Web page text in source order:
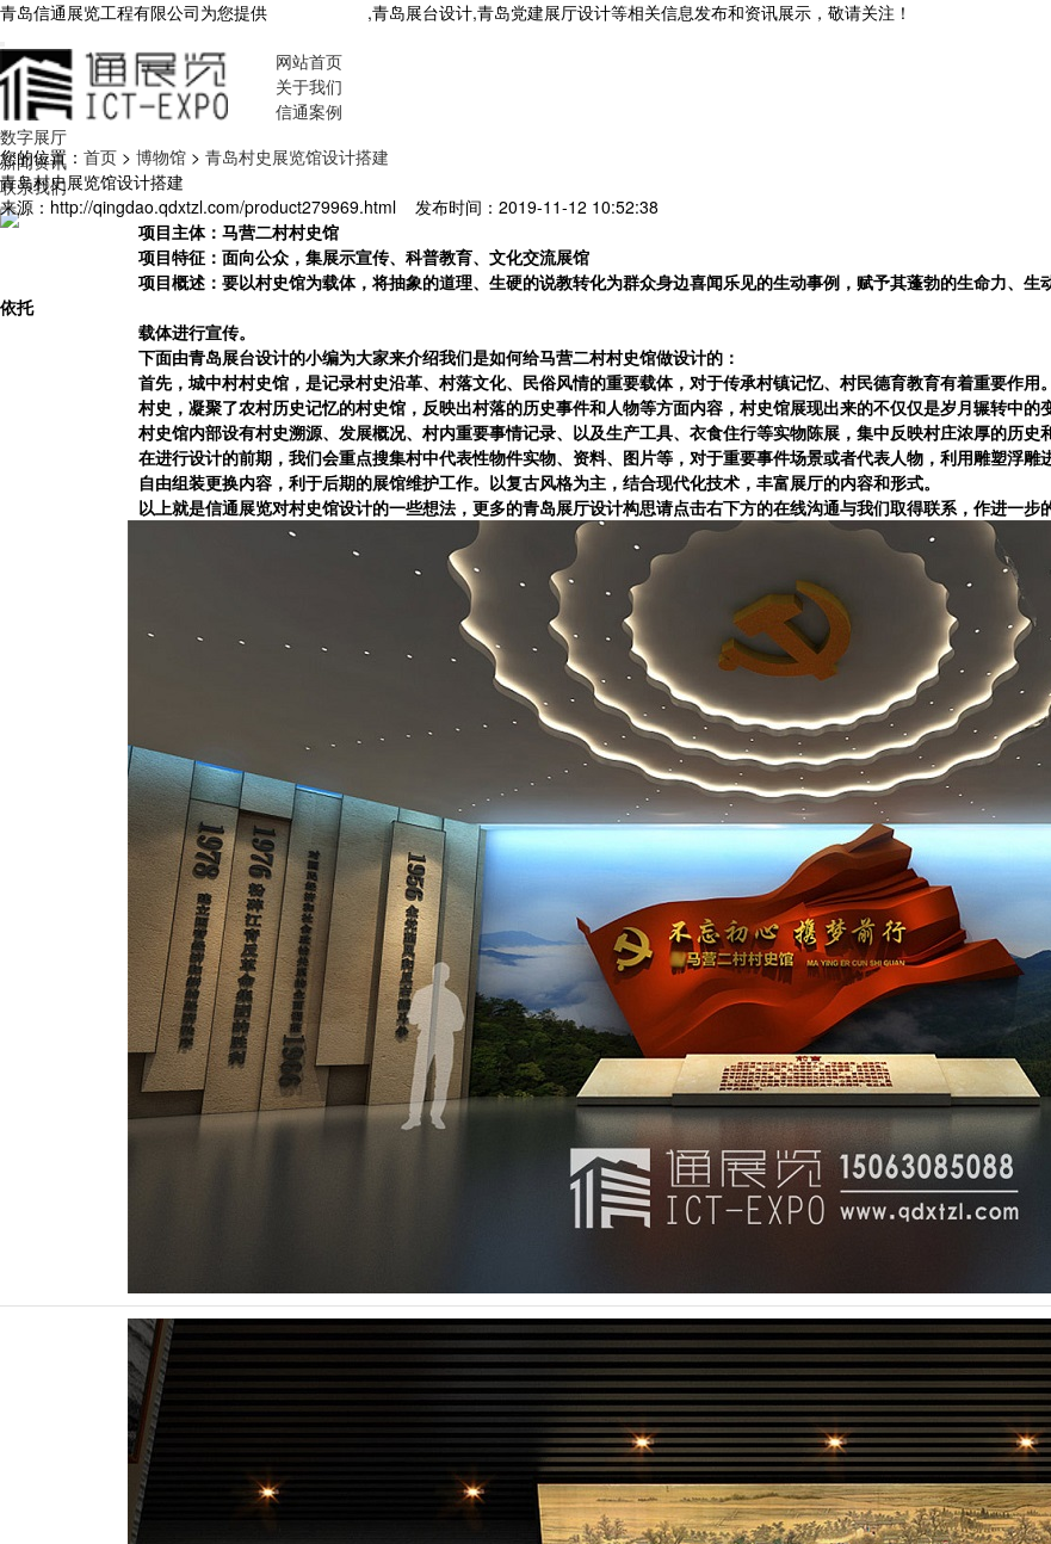
青岛信通展览工程有限公司为您提供 ,青岛展台设计,青岛党建展厅设计等相关信息发布和资讯展示，敬请关注！
网站首页
关于我们
信通案例
数字展厅
新闻资讯
联系我们
您的位置： 首页 > 博物馆 > 青岛村史展览馆设计搭建
青岛村史展览馆设计搭建
来源：http://qingdao.qdxtzl.com/product279969.html 发布时间：2019-11-12 10:52:38
项目主体：马营二村村史馆
项目特征：面向公众，集展示宣传、科普教育、文化交流展馆
项目概述：要以村史馆为载体，将抽象的道理、生硬的说教转化为群众身边喜闻乐见的生动事例，赋予其蓬勃的生命力、
依托
载体进行宣传。
下面由青岛展台设计的小编为大家来介绍我们是如何给马营二村村史馆做设计的：
首先，城中村村史馆，是记录村史沿革、村落文化、民俗风情的重要载体，对于传承村镇记忆、村民德育教育有着重要作用。
村史，凝聚了农村历史记忆的村史馆，反映出村落的历史事件和人物等方面内容，村史馆展现出来的不仅仅是岁月辗转中的
村史馆内部设有村史溯源、发展概况、村内重要事情记录、以及生产工具、衣食住行等实物陈展，集中反映村庄浓厚的历史
在进行设计的前期，我们会重点搜集村中代表性物件实物、资料、图片等，对于重要事件场景或者代表人物，利用雕塑浮
自由组装更换内容，利于后期的展馆维护工作。以复古风格为主，结合现代化技术，丰富展厅的内容和形式。
以上就是信通展览对村史馆设计的一些想法，更多的青岛展厅设计构思请点击右下方的在线沟通与我们取得联系，作进一步